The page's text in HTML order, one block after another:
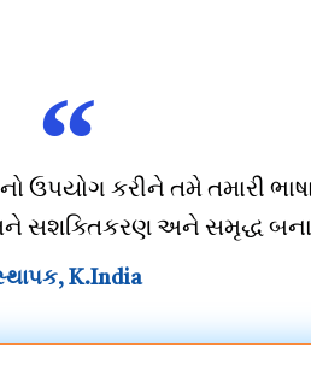
કરીને તમે તમારી
તમને સશક્તિકરણ અને સમૃદ્ધ
K.India